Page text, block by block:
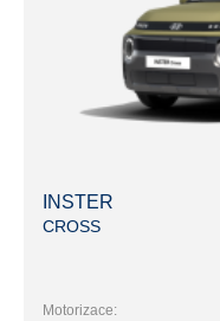
INSTER
CROSS
Motorizace: